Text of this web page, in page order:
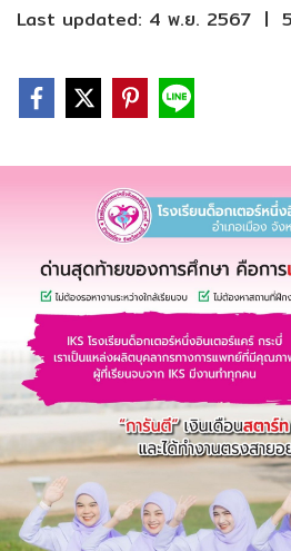
Last updated: 4 พ.ย. 2567 |